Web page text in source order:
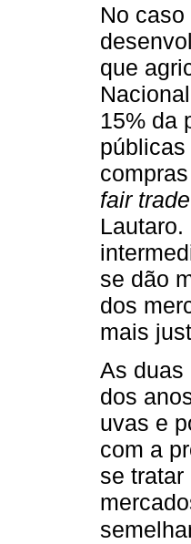
No
que
15% da
fair trade
se dão
dos
mais
As duas
dos
uvas e
com a
se